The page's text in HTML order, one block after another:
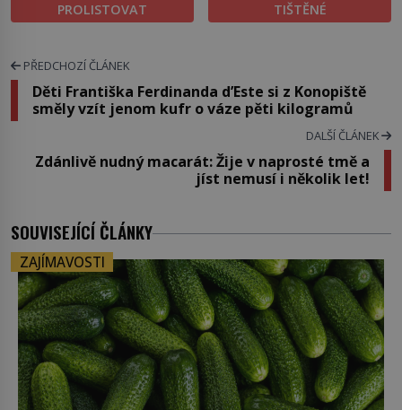
PROLISTOVAT
TIŠTĚNÉ
PŘEDCHOZÍ ČLÁNEK
Děti Františka Ferdinanda d’Este si z Konopiště
směly vzít jenom kufr o váze pěti kilogramů
DALŠÍ ČLÁNEK
Zdánlivě nudný macarát: Žije v naprosté tmě a
jíst nemusí i několik let!
SOUVISEJÍCÍ ČLÁNKY
ZAJÍMAVOSTI